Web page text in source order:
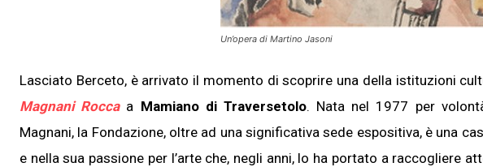
Un’opera di Martino Jasoni
Lasciato Berceto, è arrivato il momento di scoprire una della istituzioni
Magnani Roccaa Mamiano di Traversetolo. Nata nel 1977 per
Magnani, la Fondazione, oltre ad una significativa sede espositiva, è una
e nella sua passione per l’arte che, negli anni, lo ha portato a raccogliere